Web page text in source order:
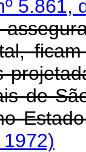
5.861,
de